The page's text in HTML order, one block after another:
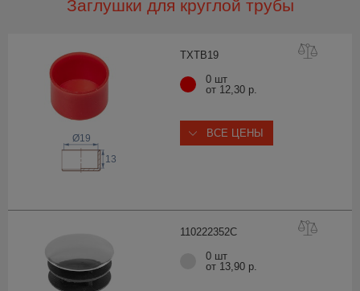
Заглушки для круглой трубы
TXTB19
Ø19
13
0 шт
от 12,30 р.
ВСЕ ЦЕНЫ
110222352C
0 шт
от 13,90 р.